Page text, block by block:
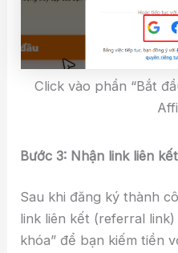
Click vào phần “Bắt
Bước 3: Nhận link liên
Sau khi đăng ký thành
link liên kết (referral
khóa” để bạn kiếm tiền